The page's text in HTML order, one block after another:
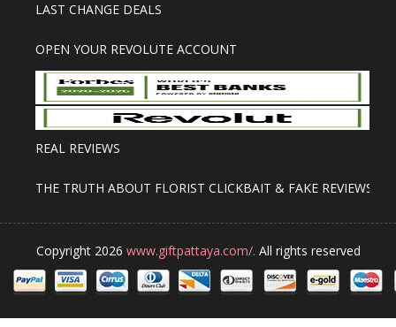
LAST CHANGE DEALS
OPEN YOUR REVOLUTE ACCOUNT
REAL REVIEWS
THE TRUTH ABOUT FLORIST CLICKBAIT & FAKE REVIEWS
Copyright 2026 www.giftpattaya.com/. All rights reserved